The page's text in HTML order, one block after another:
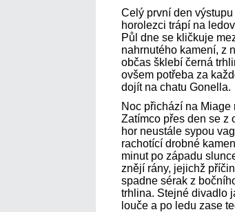
Celý první den výstupu
horolezci trápí na
Půl dne se kličkuje
nahrnutého kamení, z
občas šklebí černá
ovšem potřeba za
dojít na chatu Gonella.
Noc přichází na Miage
Zatímco přes den se z
hor neustále sypou
rachotící drobné
minut po západu
znějí rány, jejichž
spadne sérak z
trhlina. Stejné divadlo
louče a po ledu zase